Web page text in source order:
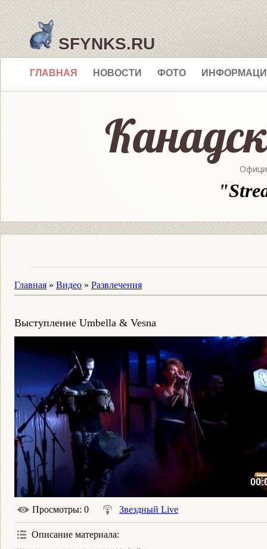
SFYNKS.RU
ГЛАВНАЯ НОВОСТИ ФОТО
Главная » Видео » Развлечения
Выступление Umbella & Vesna
Просмотры: 0 Звездный Live
Описание материала: